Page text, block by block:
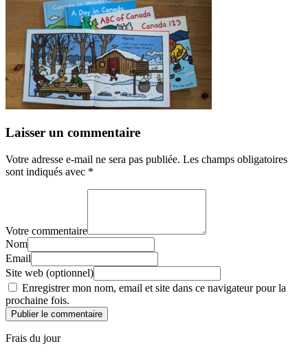
Laisser un commentaire
Votre adresse e-mail ne sera pas publiée. Les champs obligatoires
sont indiqués avec *
Votre commentaire
Nom
Email
Site web (optionnel)
Enregistrer mon nom, email et site dans ce navigateur pour la
prochaine fois.
Publier le commentaire
Frais du jour